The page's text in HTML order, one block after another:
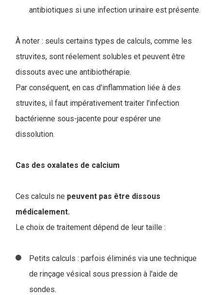
antibiotiques si une infection urinaire est présente.
À noter : seuls certains types de calculs, comme les
struvites, sont réelement solubles et peuvent être
dissouts avec une antibiothérapie.
Par conséquent, en cas d'inflammation liée à des
struvites, il faut impérativement traiter l'infection
bactérienne sous-jacente pour espérer une
dissolution.
Cas des oxalates de calcium
Ces calculs ne peuvent pas être dissous
médicalement.
Le choix de traitement dépend de leur taille :
Petits calculs : parfois éliminés via une technique
de rinçage vésical sous pression à l'aide de
sondes.